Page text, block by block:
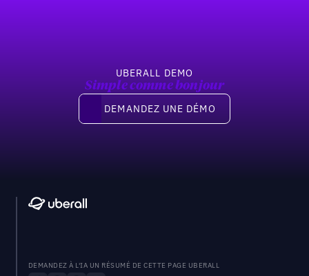
UBERALL DEMO
Simple comme bonjour
Demandez une démo
DEMANDEZ UNE DÉMO
DEMANDEZ À L'IA UN RÉSUMÉ DE CETTE PAGE UBERALL